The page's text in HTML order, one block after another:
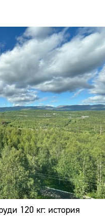
120 кг: история